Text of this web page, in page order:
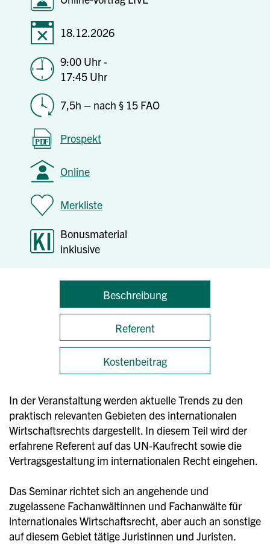
18.12.2026
9:00 Uhr -
17:45 Uhr
7,5h – nach § 15 FAO
Prospekt
Online
Merkliste
Bonusmaterial
inklusive
Beschreibung
Referent
Kostenbeitrag
In der Veranstaltung werden aktuelle Trends zu den
praktisch relevanten Gebieten des internationalen
Wirtschaftsrechts dargestellt. In diesem Teil wird der
erfahrene Referent auf das UN-Kaufrecht sowie die
Vertragsgestaltung im internationalen Recht eingehen.
Das Seminar richtet sich an angehende und
zugelassene Fachanwältinnen und Fachanwälte für
internationales Wirtschaftsrecht, aber auch an sonstige
auf diesem Gebiet tätige Juristinnen und Juristen.